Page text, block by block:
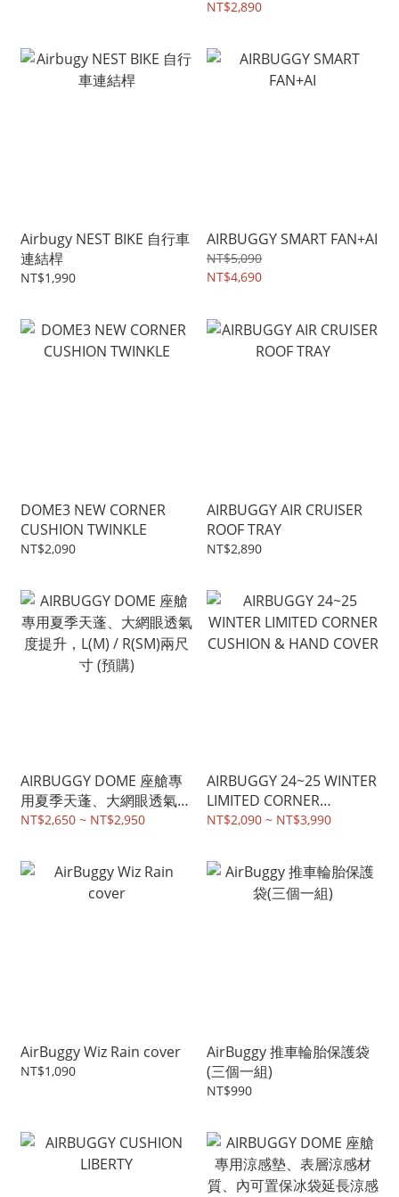
NT$2,890
Airbugy NEST BIKE 自行車
連結桿
NT$1,990
AIRBUGGY SMART FAN+AI
NT$5,090
NT$4,690
DOME3 NEW CORNER
CUSHION TWINKLE
NT$2,090
AIRBUGGY AIR CRUISER
ROOF TRAY
NT$2,890
AIRBUGGY DOME 座艙專
用夏季天蓬、大網眼透氣度
提升，L(M) / R(SM)兩尺寸
NT$2,650 ~ NT$2,950
AIRBUGGY 24~25 WINTER
LIMITED CORNER
CUSHION & HAND COVER
NT$2,090 ~ NT$3,990
AirBuggy Wiz Rain cover
NT$1,090
AirBuggy 推車輪胎保護袋
(三個一組)
NT$990